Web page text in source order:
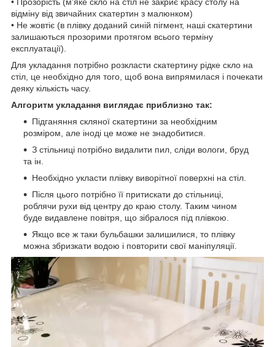
• Прозорість (м'яке скло на стіл не закриє красу столу на
відміну від звичайних скатертин з малюнком)
• Не жовтіє (в плівку доданий синій пігмент, наші скатертини
залишаються прозорими протягом всього терміну
експлуатації).
Для укладання потрібно розкласти скатертину рідке скло на
стіл, це необхідно для того, щоб вона випрямилася і почекати
деяку кількість часу.
Алгоритм укладання виглядає приблизно так:
Підганяння скляної скатертини за необхідним
розміром, але іноді це може не знадобитися.
З стільниці потрібно видалити пил, сліди вологи, бруд
та ін.
Необхідно укласти плівку виворітної поверхні на стіл.
Після цього потрібно її притискати до стільниці,
роблячи рухи від центру до краю столу. Таким чином
буде видавлене повітря, що зібралося під плівкою.
Якщо все ж таки бульбашки залишилися, то плівку
можна збризкати водою і повторити свої маніпуляції.